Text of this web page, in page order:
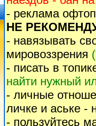
- реклама
НЕ
- навязывать
мировоззрения
- писать в
найти нужный
- личные
личке и аське -
- пользуйтесь